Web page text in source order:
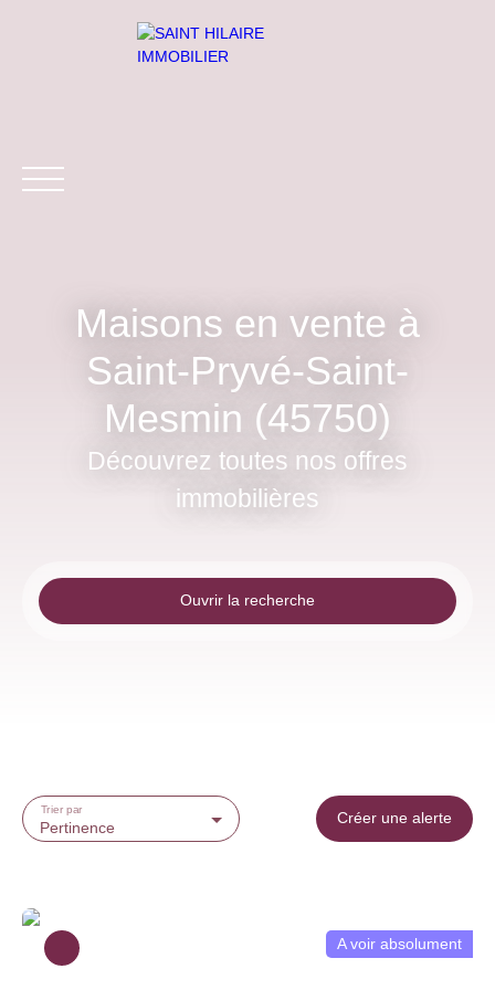
ACCUEIL VENDRE
Être rappelé
Maisons en vente à
Saint-Pryvé-Saint-
Mesmin (45750)
Découvrez toutes nos offres
immobilières
Ouvrir la recherche
Saint-Pryvé-Saint-Mesmin (45750)
Pertinence
Trier par
Créer une alerte
A voir absolument